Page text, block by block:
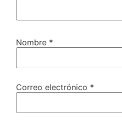
Nombre *
Correo electrónico *